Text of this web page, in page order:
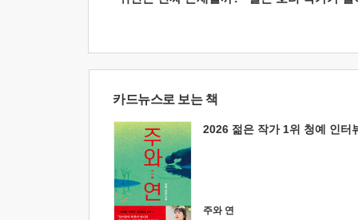
카드뉴스로 보는 책
2026 젊은 작가 1위 청예 인터
주와 연